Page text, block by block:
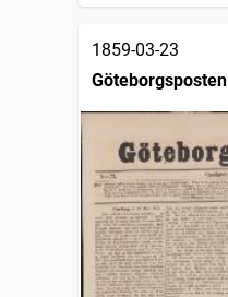
1859-03-23
Göteborgsposten